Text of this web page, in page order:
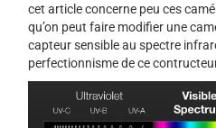
cet article concerne peu ces
qu’on peut faire modifier une
capteur sensible au spectre
perfectionnisme de ce